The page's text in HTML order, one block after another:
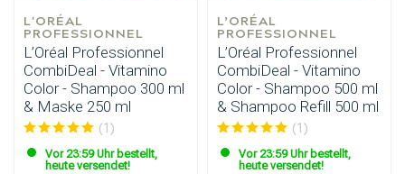
L'ORÉAL
PROFESSIONNEL
L’Oréal Professionnel
CombiDeal - Vitamino
Color - Shampoo 300 ml
& Maske 250 ml
(1)
Vor 23:59 Uhr bestellt,
heute versendet!
L’ORÉAL
PROFESSIONNEL
L’Oréal Professionnel
CombiDeal - Vitamino
Color - Shampoo 500 ml
& Shampoo Refill 500 ml
(1)
Vor 23:59 Uhr bestellt,
heute versendet!